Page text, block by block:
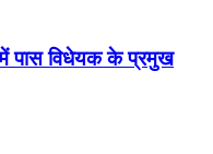
पास विधेयक के प्रमुख